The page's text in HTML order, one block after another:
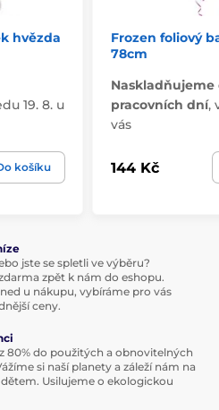
hvězda
19. 8. u
košíku
Frozen foliový
78cm
Naskladňujeme
pracovních dní,
vás
144 Kč
jste se spletli ve výběru?
zpět k nám do eshopu.
u nákupu, vybíráme pro vás
ceny.
80% do použitých a obnovitelných
si naší planety a záleží nám na
Usilujeme o ekologickou